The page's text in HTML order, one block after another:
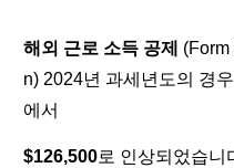
해외 근로 소득 공제
n) 2024년 과세년도의 경
에서
$126,500로 인상되었습니